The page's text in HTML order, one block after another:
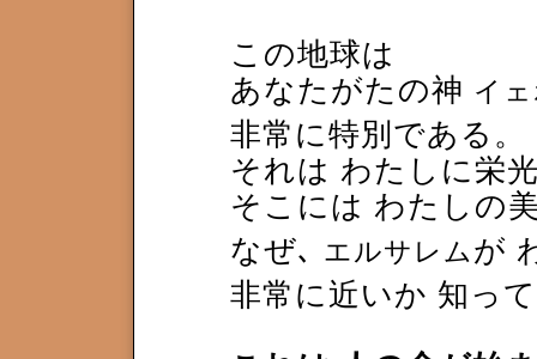
この地球は
あなたがたの神 イ
非常に特別である。
それは わたしに栄
そこには わたしの
なぜ､ エルサレムが
非常に近いか 知っ